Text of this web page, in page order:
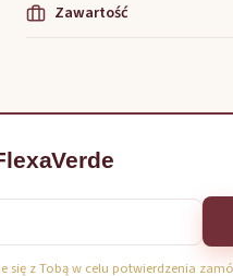
Zawartość
się z Tobą w celu potwierdzenia